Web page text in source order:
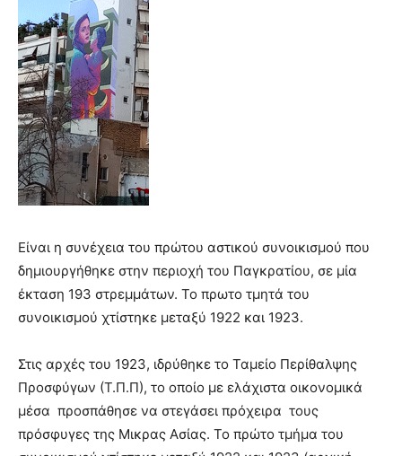
Είναι η συνέχεια του πρώτου αστικού συνοικισμού που
δημιουργήθηκε στην περιοχή του Παγκρατίου, σε μία
έκταση 193 στρεμμάτων. Το πρωτο τμητά του
συνοικισμού χτίστηκε μεταξύ 1922 και 1923.
Στις αρχές του 1923, ιδρύθηκε το Ταμείο Περίθαλψης
Προσφύγων (Τ.Π.Π), το οποίο με ελάχιστα οικονομικά
μέσα προσπάθησε να στεγάσει πρόχειρα τους
πρόσφυγες της Μικρας Ασίας. Το πρώτο τμήμα του